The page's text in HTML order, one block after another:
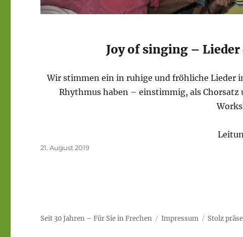
Joy of singing – Lieder
Wir stimmen ein in ruhige und fröhliche Lieder
Rhythmus haben – einstimmig, als
Veröffentlicht
21. August 2019
Seit 30 Jahren – Für Sie in Frechen Impressum Stolz